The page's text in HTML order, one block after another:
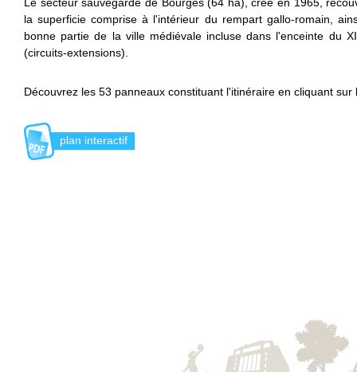
la superficie comprise à l'intérieur du rempart gallo-romain,
bonne partie de la ville médiévale incluse dans l'enceinte du
(circuits-extensions).
Découvrez les 53 panneaux constituant l'itinéraire en cliquant sur
plan interactif